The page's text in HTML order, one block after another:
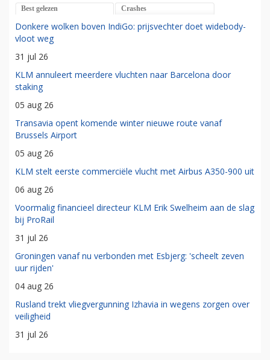
Best gelezen Crashes
Donkere wolken boven IndiGo: prijsvechter doet widebody-
vloot weg
31 jul 26
KLM annuleert meerdere vluchten naar Barcelona door
staking
05 aug 26
Transavia opent komende winter nieuwe route vanaf
Brussels Airport
05 aug 26
KLM stelt eerste commerciële vlucht met Airbus A350-900 uit
06 aug 26
Voormalig financieel directeur KLM Erik Swelheim aan de slag
bij ProRail
31 jul 26
Groningen vanaf nu verbonden met Esbjerg: 'scheelt zeven
uur rijden'
04 aug 26
Rusland trekt vliegvergunning Izhavia in wegens zorgen over
veiligheid
31 jul 26